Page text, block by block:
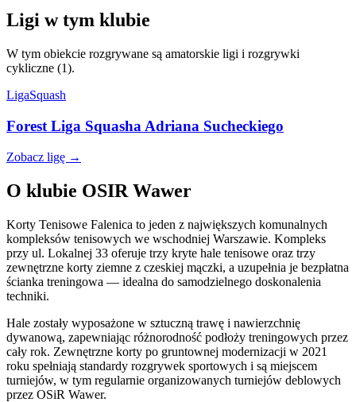
Ligi w tym klubie
W tym obiekcie rozgrywane są amatorskie ligi i rozgrywki
cykliczne (1).
LigaSquash
Forest Liga Squasha Adriana Sucheckiego
Zobacz ligę →
O klubie OSIR Wawer
Korty Tenisowe Falenica to jeden z największych komunalnych
kompleksów tenisowych we wschodniej Warszawie. Kompleks
przy ul. Lokalnej 33 oferuje trzy kryte hale tenisowe oraz trzy
zewnętrzne korty ziemne z czeskiej mączki, a uzupełnia je bezpłatna
ścianka treningowa — idealna do samodzielnego doskonalenia
techniki.
Hale zostały wyposażone w sztuczną trawę i nawierzchnię
dywanową, zapewniając różnorodność podłoży treningowych przez
cały rok. Zewnętrzne korty po gruntownej modernizacji w 2021
roku spełniają standardy rozgrywek sportowych i są miejscem
turniejów, w tym regularnie organizowanych turniejów deblowych
przez OSiR Wawer.